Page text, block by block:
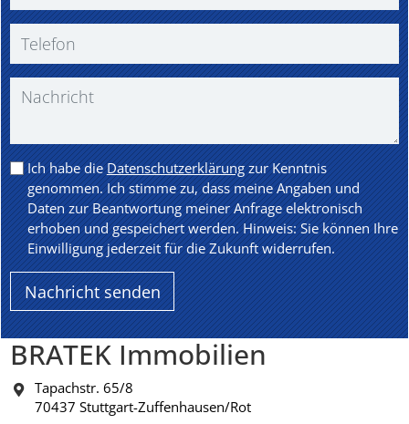
Ich habe dieDatenschutzerklärungzur Kenntnis
genommen. Ich stimme zu, dass meine Angaben und
Daten zur Beantwortung meiner Anfrage elektronisch
erhoben und gespeichert werden. Hinweis: Sie können Ihre
Einwilligung jederzeit für die Zukunft widerrufen.
BRATEK Immobilien
Tapachstr. 65/8
70437 Stuttgart-Zuffenhausen/Rot